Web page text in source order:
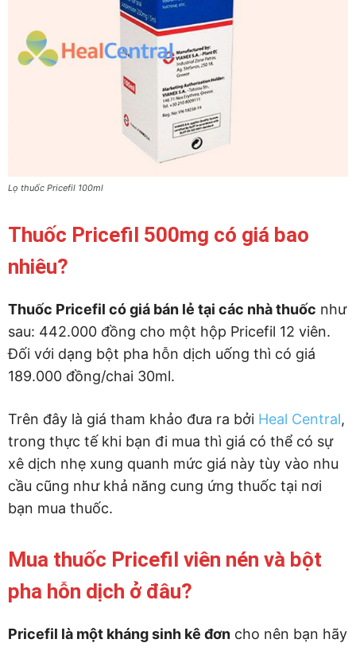
Lọ thuốc Pricefil 100ml
Thuốc Pricefil 500mg có giá bao
nhiêu?
Thuốc Pricefil có giá bán lẻ tại các nhà thuốc như
sau: 442.000 đồng cho một hộp Pricefil 12 viên.
Đối với dạng bột pha hỗn dịch uống thì có giá
189.000 đồng/chai 30ml.
Trên đây là giá tham khảo đưa ra bởi Heal Central,
trong thực tế khi bạn đi mua thì giá có thể có sự
xê dịch nhẹ xung quanh mức giá này tùy vào nhu
cầu cũng như khả năng cung ứng thuốc tại nơi
bạn mua thuốc.
Mua thuốc Pricefil viên nén và bột
pha hỗn dịch ở đâu?
Pricefil là một kháng sinh kê đơn cho nên bạn hãy